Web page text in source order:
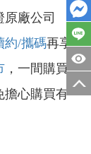
廠公司
約/攜碼再享
，一間購買
擔心購買有